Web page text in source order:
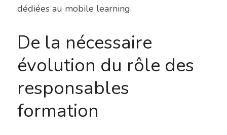
dédiées au mobile learning.
De la nécessaire
évolution du rôle des
responsables
formation